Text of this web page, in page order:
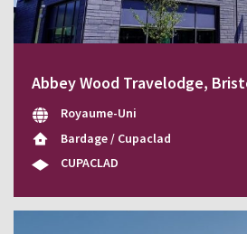
Abbey Wood Travelodge,
Royaume-Uni
Bardage / Cupaclad
CUPACLAD